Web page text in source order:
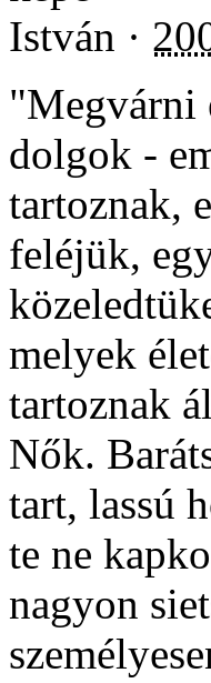
István ·
"Megvárni
dolgok -
tartoznak,
feléjük,
melyek
tartoznak
Nők.
tart, lassú
te ne
nagyon